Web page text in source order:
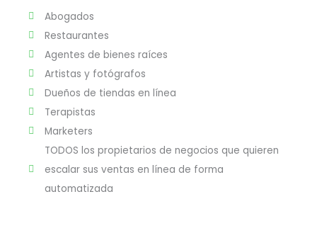
Abogados
Restaurantes
Agentes de bienes raíces
Artistas y fotógrafos
Dueños de tiendas en línea
Terapistas
Marketers
TODOS los propietarios de negocios que quieren
escalar sus ventas en línea de forma
automatizada